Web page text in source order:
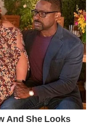
And She Looks